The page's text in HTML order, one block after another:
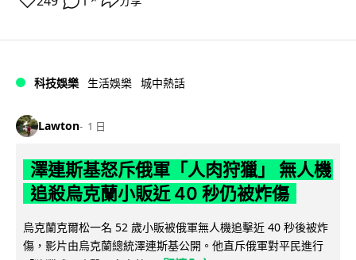
科技娛樂 生活娛樂 城中熱話
Lawton 1 日
澤連斯基怒斥俄軍「人肉狩獵」 無人機
追殺烏克蘭小販近 40 秒仍被炸傷
烏克蘭克爾松一名 52 歲小販被俄軍無人機追擊近 40 秒後被炸
傷，影片由烏克蘭總統澤連斯基公開。他直斥俄軍對平民進行